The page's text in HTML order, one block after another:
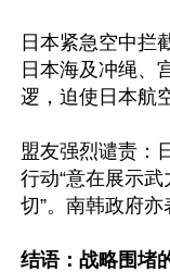
日本紧急空中拦
日本海及冲绳、
逻，迫使日本航
盟友强烈谴责：
行动“意在展示
切”。南韩政府亦
结语：战略围堵